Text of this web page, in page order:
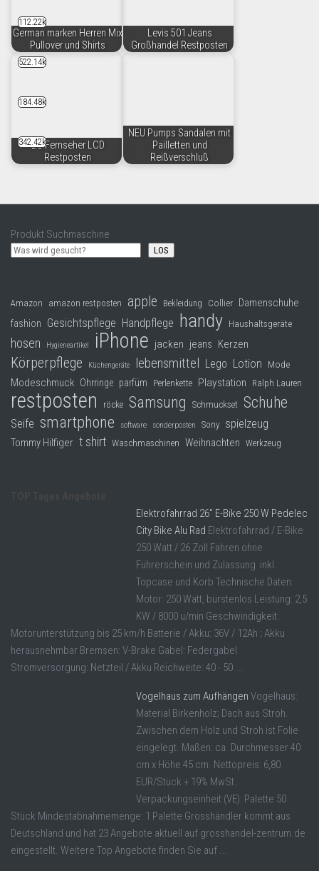
German marken Herren Mix
Pullover und Shirts
Levis 501 Jeans
Großhandel Restposten
LG Fernseher LCD
Restposten
NEU Pumps Sandalen mit
Pailletten und
Reißverschluß
Produkt Suchmaschine
LOS
Amazon amazon restposten apple Bekleidung Collier Damenschuhe
fashion Gesichtspflege Handpflege handy Haushaltsgeräte
hosen Hygieneartikel iPhone jacken jeans Kerzen
Körperpflege Küchengeräte lebensmittel Lego Lotion Mode
Modeschmuck Ohrringe parfüm Perlenkette Playstation Ralph Lauren
restposten röcke Samsung Schmuckset Schuhe
Seife smartphone software sonderposten Sony spielzeug
Tommy Hilfiger t shirt Waschmaschinen Weihnachten Werkzeug
Elektrofahrrad 26″ E-Bike 250 W Pedelec
City Bike Alu Rad Elektrofahrrad / E-Bike
250 Watt / 26 Zoll Fahren ohne
Führerschein und Zulassung inkl.
Topcase und Korb Technische Daten:
Motor: 250 Watt, bürstenlos Leistung: 2,5
KW / 8000 u/min Geschwindigkeit:
Motorunterstützung bis 25 km/h Batterie / Akku: 36V / 12Ah ; Akku
herausnehmbar Bremsen: V-Brake Gabel: Federgabel
Stromversorgung: Netzteil / Akku Reichweite: 40 - 50 ...
Vogelhaus zum Aufhängen Vogelhaus:
Material Birkenholz; Dach aus Stroh.
Zwischen dem Holz und Stroh ist Folie
eingelegt. Maßen: ca. Durchmesser 40
cm x Höhe 45 cm. Nettopreis: 6,80
EUR/Stück + 19% MwSt.
Verpackungseinheit (VE): Palette 50
Stück Mindestabnahmemenge: 1 Palette Grosshändler kommt aus
Deutschland und hat 23 Angebote aktuell auf grosshandel-zentrum.de
eingestellt. Weitere Top Angebote finden Sie auf ...
112.22k
522.14k
184.48k
342.42k